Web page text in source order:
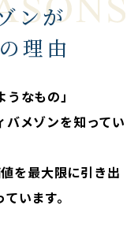
ンが
理由
なもの」
バメゾンを知ってい
を最大限に引き出
います。